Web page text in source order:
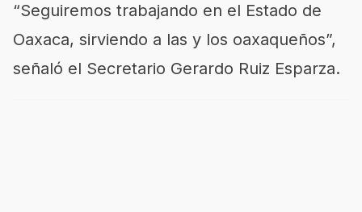
“Seguiremos trabajando en el Estado de
Oaxaca, sirviendo a las y los oaxaqueños”,
señaló el Secretario Gerardo Ruiz Esparza.